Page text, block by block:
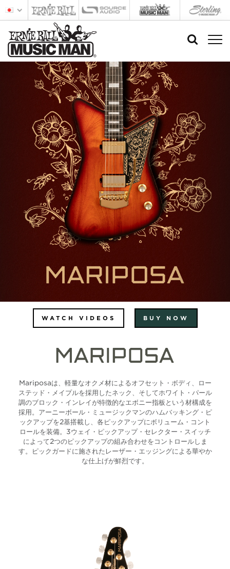
WATCH VIDEOS BUY NOW
Mariposaは、軽量なオクメ材によるオフセット・ボディ、ロー
ステッド・メイプルを採用したネック、そしてホワイト・パール
調のブロック・インレイが特徴的なエボニー指板という材構成を
採用。アーニーボール・ミュージックマンのハムバッキング・ピ
ックアップを2基搭載し、各ピックアップにボリューム・コント
ロールを装備。3ウェイ・ピックアップ・セレクター・スイッチ
によって2つのピックアップの組み合わせをコントロールしま
す。ピックガードに施されたレーザー・エッジングによる華やか
な仕上げが鮮烈です。